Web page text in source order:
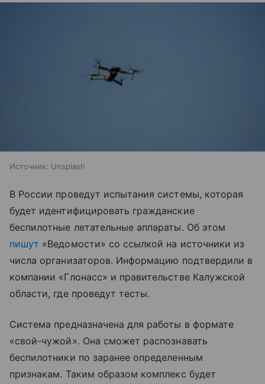
Источник: Unsplash
В России проведут испытания системы, которая
будет идентифицировать гражданские
беспилотные летательные аппараты. Об этом
пишут «Ведомости» со ссылкой на источники из
числа организаторов. Информацию подтвердили в
компании «Глонасс» и правительстве Калужской
области, где проведут тесты.
Система предназначена для работы в формате
«свой-чужой». Она сможет распознавать
беспилотники по заранее определенным
признакам. Таким образом комплекс будет